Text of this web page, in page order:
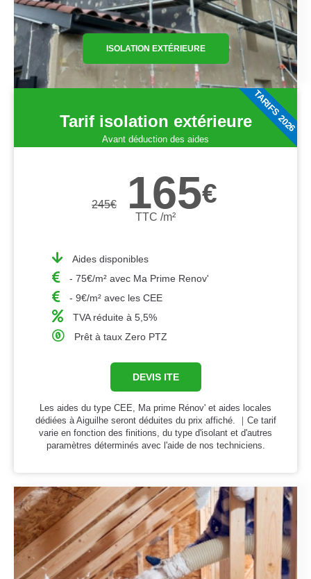
ISOLATION EXTÉRIEURE
Tarif isolation extérieure
Avant déduction des aides
245€ 165€
TTC /m²
Aides disponibles
- 75€/m² avec Ma Prime Renov'
- 9€/m² avec les CEE
TVA réduite à 5,5%
Prêt à taux Zero PTZ
DEVIS ITE
Les aides du type CEE, Ma prime Rénov' et aides locales
dédiées à Aiguilhe seront déduites du prix affiché. ｜Ce tarif
varie en fonction des finitions, du type d'isolant et d'autres
paramètres déterminés avec l'aide de nos techniciens.
TARIFS 2026